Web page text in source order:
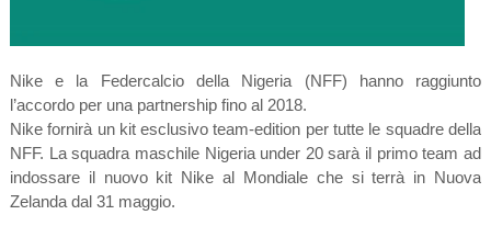
Nike e la Federcalcio della Nigeria (NFF) hanno raggiunto
l’accordo per una partnership fino al 2018.
Nike fornirà un kit esclusivo team-edition per tutte le squadre della
NFF. La squadra maschile Nigeria under 20 sarà il primo team ad
indossare il nuovo kit Nike al Mondiale che si terrà in Nuova
Zelanda dal 31 maggio.